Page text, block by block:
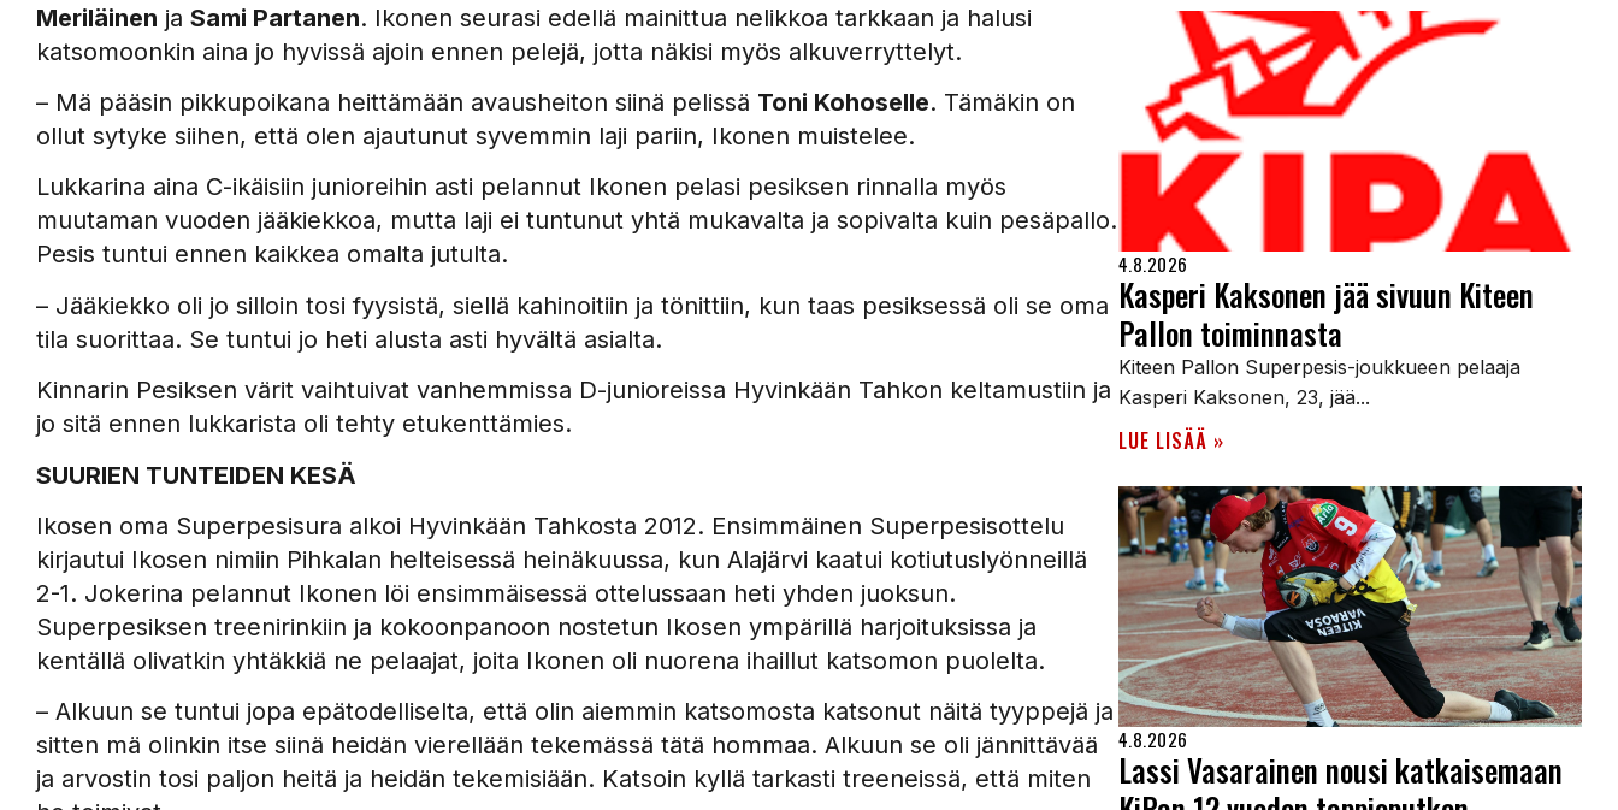
Meriläinen ja Sami Partanen. Ikonen seurasi edellä mainittua nelikkoa tarkkaan ja halusi
katsomoonkin aina jo hyvissä ajoin ennen pelejä, jotta näkisi myös alkuverryttelyt.
– Mä pääsin pikkupoikana heittämään avausheiton siinä pelissä Toni Kohoselle. Tämäkin on
ollut sytyke siihen, että olen ajautunut syvemmin laji pariin, Ikonen muistelee.
Lukkarina aina C-ikäisiin junioreihin asti pelannut Ikonen pelasi pesiksen rinnalla myös
muutaman vuoden jääkiekkoa, mutta laji ei tuntunut yhtä mukavalta ja sopivalta kuin pesäpallo.
Pesis tuntui ennen kaikkea omalta jutulta.
– Jääkiekko oli jo silloin tosi fyysistä, siellä kahinoitiin ja tönittiin, kun taas pesiksessä oli se oma
tila suorittaa. Se tuntui jo heti alusta asti hyvältä asialta.
Kinnarin Pesiksen värit vaihtuivat vanhemmissa D-junioreissa Hyvinkään Tahkon keltamustiin ja
jo sitä ennen lukkarista oli tehty etukenttämies.
SUURIEN TUNTEIDEN KESÄ
Ikosen oma Superpesisura alkoi Hyvinkään Tahkosta 2012. Ensimmäinen Superpesisottelu
kirjautui Ikosen nimiin Pihkalan helteisessä heinäkuussa, kun Alajärvi kaatui kotiutuslyönneillä
2-1. Jokerina pelannut Ikonen löi ensimmäisessä ottelussaan heti yhden juoksun.
Superpesiksen treenirinkiin ja kokoonpanoon nostetun Ikosen ympärillä harjoituksissa ja
kentällä olivatkin yhtäkkiä ne pelaajat, joita Ikonen oli nuorena ihaillut katsomon puolelta.
– Alkuun se tuntui jopa epätodelliselta, että olin aiemmin katsomosta katsonut näitä tyyppejä ja
sitten mä olinkin itse siinä heidän vierellään tekemässä tätä hommaa. Alkuun se oli jännittävää
ja arvostin tosi paljon heitä ja heidän tekemisiään. Katsoin kyllä tarkasti treeneissä, että miten
4.8.2026
Kasperi Kaksonen jää sivuun Kiteen
Pallon toiminnasta
Kiteen Pallon Superpesis-joukkueen pelaaja
Kasperi Kaksonen, 23, jää...
LUE LISÄÄ »
4.8.2026
Lassi Vasarainen nousi katkaisemaan